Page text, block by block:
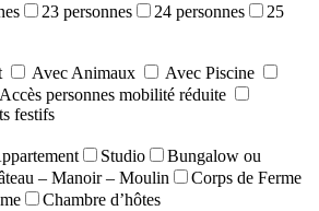
23 personnes 24 personnes
25
Avec Animaux
Avec Piscine
Accès personnes mobilité réduite
festifs
Studio
Bungalow ou
– Manoir – Moulin
Corps de Ferme
Chambre d’hôtes